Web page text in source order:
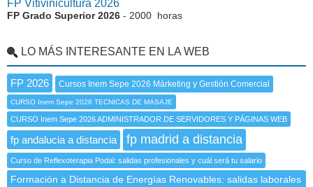
FP Vitivinicultura 2026
FP Grado Superior 2026 - 2000 horas
LO MÁS INTERESANTE EN LA WEB
FP 2026 Cursos Inem Sepe 2026 Márketing y Gestión Comercial
CURSO Inem Sepe 2026 TECNICAS DE MASAJE
CURSO Inem Sepe 2026 ADMINISTRADOR DE SERVIDORES Y PÁGINAS WEB
fp andalucia a distancia fp madrid a distancia
Curso de Reflexoterapia Podal: salidas profesionales y cuál será tu salario
Formación a Distancia de Energías Renovables: salidas laborales